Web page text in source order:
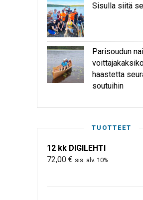
Sisulla siitä
Parisoudun
haastetta
soutuihin
TUOTTEET
12 kk DIGILEHTI
72,00 € sis. alv. 10%